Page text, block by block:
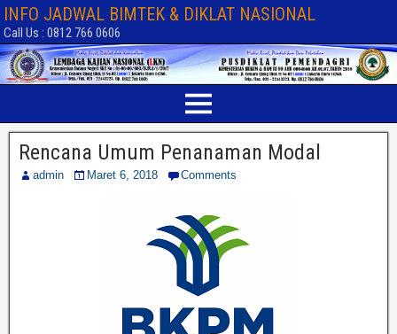
INFO JADWAL BIMTEK & DIKLAT NASIONAL
Call Us : 0812 766 0606
Rencana Umum Penanaman Modal
admin Maret 6, 2018 Comments